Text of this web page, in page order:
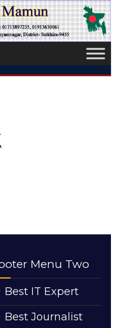
Menu Two
Best IT Expert
Best Journalist